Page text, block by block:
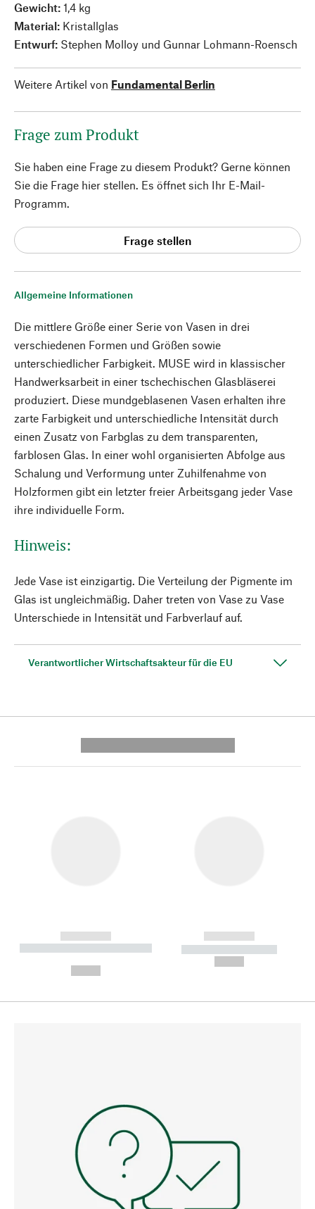
Allgemeine Informationen
Die mittlere Größe einer Serie von Vasen in drei
verschiedenen Formen und Größen sowie
unterschiedlicher Farbigkeit. MUSE wird in klassischer
Handwerksarbeit in einer tschechischen Glasbläserei
produziert. Diese mundgeblasenen Vasen erhalten ihre
zarte Farbigkeit und unterschiedliche Intensität durch
einen Zusatz von Farbglas zu dem transparenten,
farblosen Glas. In einer wohl organisierten Abfolge aus
Schalung und Verformung unter Zuhilfenahme von
Holzformen gibt ein letzter freier Arbeitsgang jeder Vase
ihre individuelle Form.
Hinweis:
Jede Vase ist einzigartig. Die Verteilung der Pigmente im
Glas ist ungleichmäßig. Daher treten von Vase zu Vase
Unterschiede in Intensität und Farbverlauf auf.
Verantwortlicher Wirtschaftsakteur für die EU
Gewicht: 1,4 kg
Material: Kristallglas
Entwurf: Stephen Molloy und Gunnar Lohmann-Roensch
Weitere Artikel von Fundamental Berlin
Frage zum Produkt
Sie haben eine Frage zu diesem Produkt? Gerne können
Sie die Frage hier stellen. Es öffnet sich Ihr E-Mail-
Programm.
Frage stellen
------------
----------- ----------- --------
------------
----------- -----------